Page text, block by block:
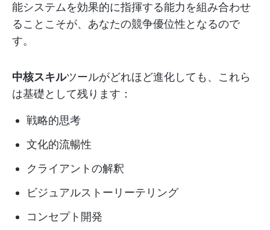
能システムを効果的に指揮する能力を組み合わせ
ることこそが、あなたの競争優位性となるので
す。
中核スキルツールがどれほど進化しても、これら
は基礎として残ります：
戦略的思考
文化的流暢性
クライアントの解釈
ビジュアルストーリーテリング
コンセプト開発